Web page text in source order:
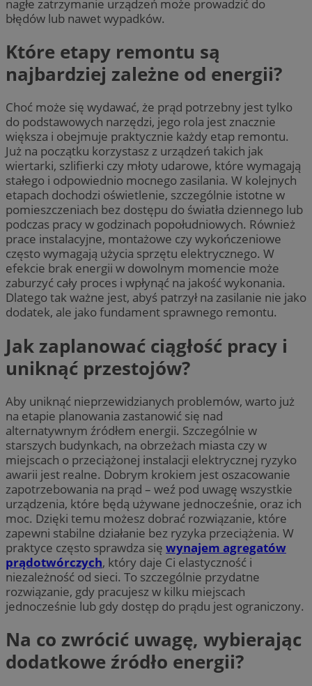
nagłe zatrzymanie urządzeń może prowadzić do
błędów lub nawet wypadków.
Które etapy remontu są
najbardziej zależne od energii?
Choć może się wydawać, że prąd potrzebny jest tylko
do podstawowych narzędzi, jego rola jest znacznie
większa i obejmuje praktycznie każdy etap remontu.
Już na początku korzystasz z urządzeń takich jak
wiertarki, szlifierki czy młoty udarowe, które wymagają
stałego i odpowiednio mocnego zasilania. W kolejnych
etapach dochodzi oświetlenie, szczególnie istotne w
pomieszczeniach bez dostępu do światła dziennego lub
podczas pracy w godzinach popołudniowych. Również
prace instalacyjne, montażowe czy wykończeniowe
często wymagają użycia sprzętu elektrycznego. W
efekcie brak energii w dowolnym momencie może
zaburzyć cały proces i wpłynąć na jakość wykonania.
Dlatego tak ważne jest, abyś patrzył na zasilanie nie jako
dodatek, ale jako fundament sprawnego remontu.
Jak zaplanować ciągłość pracy i
uniknąć przestojów?
Aby uniknąć nieprzewidzianych problemów, warto już
na etapie planowania zastanowić się nad
alternatywnym źródłem energii. Szczególnie w
starszych budynkach, na obrzeżach miasta czy w
miejscach o przeciążonej instalacji elektrycznej ryzyko
awarii jest realne. Dobrym krokiem jest oszacowanie
zapotrzebowania na prąd – weź pod uwagę wszystkie
urządzenia, które będą używane jednocześnie, oraz ich
moc. Dzięki temu możesz dobrać rozwiązanie, które
zapewni stabilne działanie bez ryzyka przeciążenia. W
praktyce często sprawdza się wynajem agregatów
prądotwórczych, który daje Ci elastyczność i
niezależność od sieci. To szczególnie przydatne
rozwiązanie, gdy pracujesz w kilku miejscach
jednocześnie lub gdy dostęp do prądu jest ograniczony.
Na co zwrócić uwagę, wybierając
dodatkowe źródło energii?